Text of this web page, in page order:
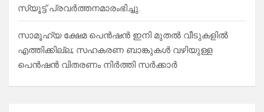
സ്യൂട്ട് പ്രവർത്തനമാരംഭിച്ചു.
സാമൂഹ്യ ക്ഷേമ പെൻഷൻ ഇനി മുതൽ വീടുകളിൽ
എത്തിക്കില്ല; സഹകരണ ബാങ്കുകൾ വഴിയുള്ള
പെൻഷൻ വിതരണം നിർത്തി സർക്കാർ